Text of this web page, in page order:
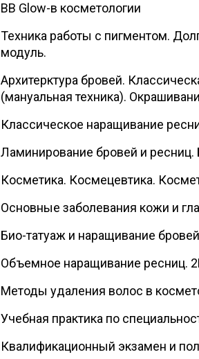
BB Glow-в косметологии
Техника работы с пигментом.
модуль.
Архитерктура бровей.
(мануальная техника).
Классическое наращивание
Ламинирование бровей и ресниц.
Косметика. Космецевтика.
Основные заболевания кожи и
Био-татуаж и наращивание
Объемное наращивание ресниц.
Методы удаления волос в
Учебная практика по
Квалификационный экзамен и